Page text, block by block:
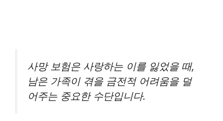
사망 보험은 사랑하는 이를 잃었을 때,
남은 가족이 겪을 금전적 어려움을 덜
어주는 중요한 수단입니다.